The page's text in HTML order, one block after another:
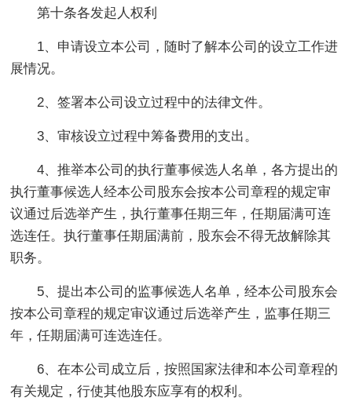
第十条各发起人权利
1、申请设立本公司，随时了解本公司的设立工作进
展情况。
2、签署本公司设立过程中的法律文件。
3、审核设立过程中筹备费用的支出。
4、推举本公司的执行董事候选人名单，各方提出的
执行董事候选人经本公司股东会按本公司章程的规定审
议通过后选举产生，执行董事任期三年，任期届满可连
选连任。执行董事任期届满前，股东会不得无故解除其
职务。
5、提出本公司的监事候选人名单，经本公司股东会
按本公司章程的规定审议通过后选举产生，监事任期三
年，任期届满可连选连任。
6、在本公司成立后，按照国家法律和本公司章程的
有关规定，行使其他股东应享有的权利。